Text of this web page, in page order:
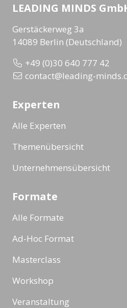
LEADING MINDS
Gerstäckerweg 3a
14089 Berlin (Deutschland)
+49 (0)30 640 777 42
contact@leading-
Experten
Alle Experten
Themenübersicht
Unternehmensübersicht
Formate
Alle Formate
Ad-Hoc Format
Masterclass
Workshop
Veranstaltung